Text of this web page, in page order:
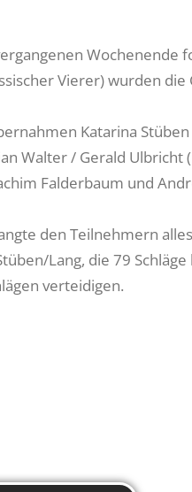
Wochenende
Vierer) wurden
Katarina
Walter / Gerald Ulbricht
Falderbaum und
den Teilnehmern
Lang, die 79
verteidigen.